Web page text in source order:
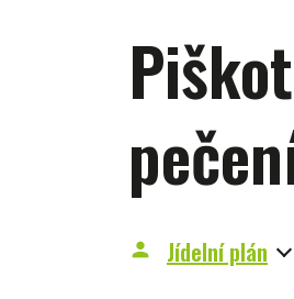
person Jídelní plán